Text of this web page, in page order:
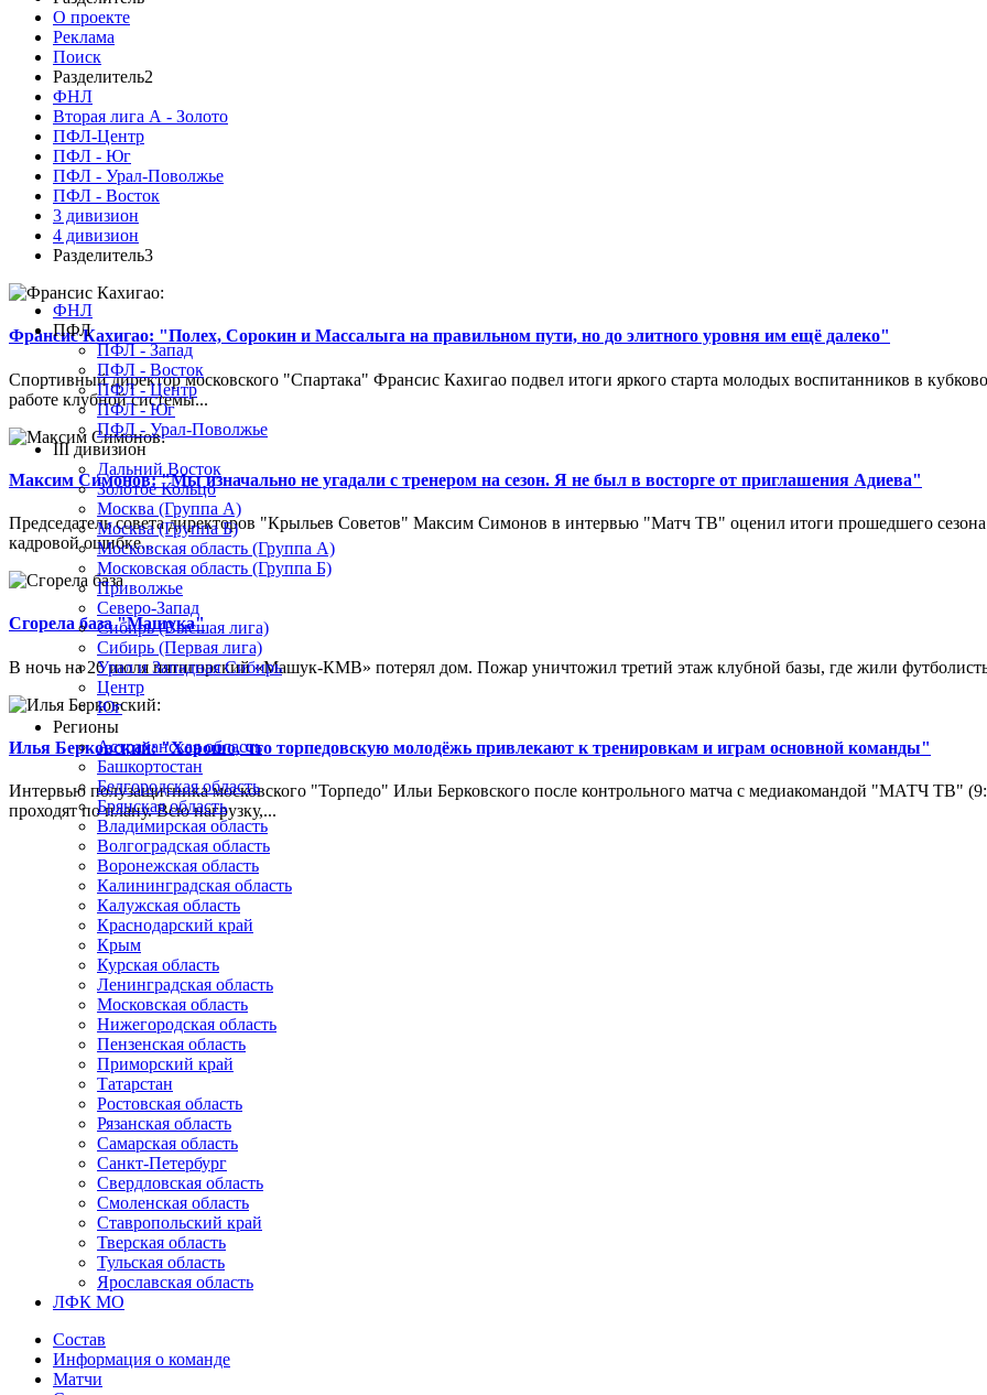
О проекте
Реклама
Поиск
Разделитель2
ФНЛ
Вторая лига А - Золото
ПФЛ-Центр
ПФЛ - Юг
ПФЛ - Урал-Поволжье
ПФЛ - Восток
3 дивизион
4 дивизион
Разделитель3
Франсис Кахигао: "Полех, Сорокин и Массалыга на правильном пути, но до элитного уровня им ещё далеко"
Спортивный директор московского "Спартака" Франсис Кахигао подвел итоги яркого старта молодых воспитанников в
работе клубной системы...
Максим Симонов: "Мы изначально не угадали с тренером на сезон. Я не был в восторге от приглашения Адиева"
Председатель совета директоров "Крыльев Советов" Максим Симонов в интервью "Матч ТВ" оценил итоги прошедшего сезона
кадровой ошибке...
Сгорела база "Машука"
В ночь на 26 июля пятигорский «Машук-КМВ» потерял дом. Пожар уничтожил третий этаж клубной базы, где жили
Илья Берковский: "Хорошо, что торпедовскую молодёжь привлекают к тренировкам и играм основной команды"
Интервью полузащитника московского "Торпедо" Ильи Берковского после контрольного матча с медиакомандой "МАТЧ ТВ"
проходят по плану. Всю нагрузку,...
ФНЛ
ПФЛ
ПФЛ - Запад
ПФЛ - Восток
ПФЛ - Центр
ПФЛ - Юг
ПФЛ - Урал-Поволжье
III дивизион
Дальний Восток
Золотое Кольцо
Москва (Группа А)
Москва (Группа Б)
Московская область (Группа А)
Московская область (Группа Б)
Приволжье
Северо-Запад
Сибирь (Высшая лига)
Сибирь (Первая лига)
Урал и Западная Сибирь
Центр
Юг
Регионы
Астраханская область
Башкортостан
Белгородская область
Брянская область
Владимирская область
Волгоградская область
Воронежская область
Калининградская область
Калужская область
Краснодарский край
Крым
Курская область
Ленинградская область
Московская область
Нижегородская область
Пензенская область
Приморский край
Татарстан
Ростовская область
Рязанская область
Самарская область
Санкт-Петербург
Свердловская область
Смоленская область
Ставропольский край
Тверская область
Тульская область
Ярославская область
ЛФК МО
Состав
Информация о команде
Матчи